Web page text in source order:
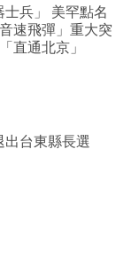
兵」 美罕點名
速飛彈」重大突
通北京」
台東縣長選